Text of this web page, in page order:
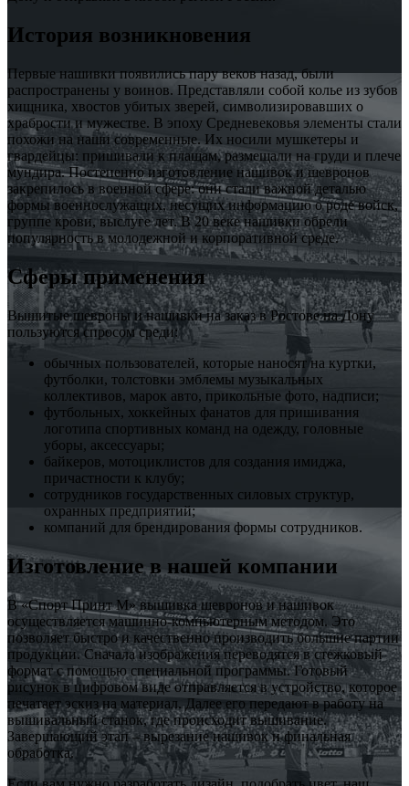
История возникновения
Первые нашивки появились пару веков назад, были
распространены у воинов. Представляли собой колье из зубов
хищника, хвостов убитых зверей, символизировавших о
храбрости и мужестве. В эпоху Средневековья элементы стали
похожи на наши современные. Их носили мушкетеры и
гвардейцы: пришивали к плащам, размещали на груди и плече
мундира. Постепенно изготовление нашивок и шевронов
закрепилось в военной сфере: они стали важной деталью
формы военнослужащих, несущих информацию о роде войск,
группе крови, выслуге лет. В 20 веке нашивки обрели
популярность в молодежной и корпоративной среде.
Сферы применения
Вышитые шевроны и нашивки на заказ в Ростове на Дону
пользуются спросом среди:
обычных пользователей, которые наносят на куртки,
футболки, толстовки эмблемы музыкальных
коллективов, марок авто, прикольные фото, надписи;
футбольных, хоккейных фанатов для пришивания
логотипа спортивных команд на одежду, головные
уборы, аксессуары;
байкеров, мотоциклистов для создания имиджа,
причастности к клубу;
сотрудников государственных силовых структур,
охранных предприятий;
компаний для брендирования формы сотрудников.
Изготовление в нашей компании
В «Спорт Принт М» вышивка шевронов и нашивок
осуществляется машинно-компьютерным методом. Это
позволяет быстро и качественно производить большие партии
продукции. Сначала изображения переводятся в стежковый
формат с помощью специальной программы. Готовый
рисунок в цифровом виде отправляется в устройство, которое
печатает эскиз на материал. Далее его передают в работу на
вышивальный станок, где происходит вышивание.
Завершающий этап – вырезание нашивок и финальная
обработка.